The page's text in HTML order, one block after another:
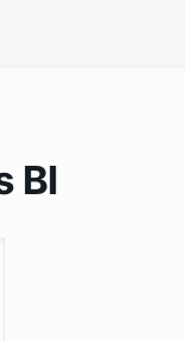
BI